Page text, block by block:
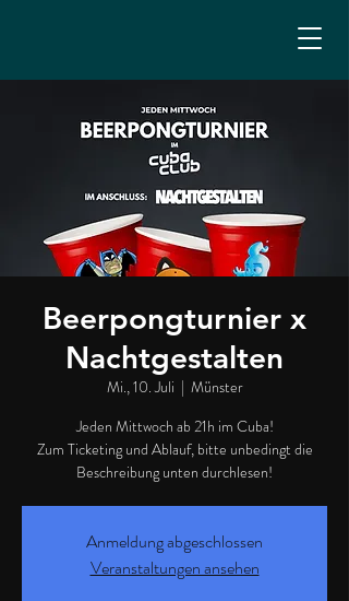
Beerpongturnier x
Nachtgestalten
Mi., 10. Juli
  |
Münster
Jeden Mittwoch ab 21h im Cuba!
Zum Ticketing und Ablauf, bitte unbedingt die
Beschreibung unten durchlesen!
Anmeldung abgeschlossen
Veranstaltungen ansehen